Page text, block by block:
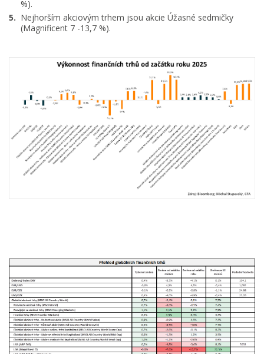
%).
Nejhorším akciovým trhem jsou akcie Úžasné sedmičky
(Magnificent 7 -13,7 %).